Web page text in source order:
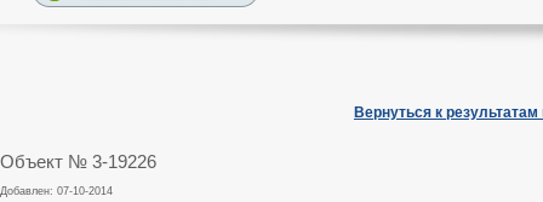
Вернуться к результатам
Объект № 3-19226
Добавлен: 07-10-2014